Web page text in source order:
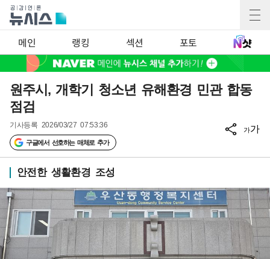
메인 랭킹 섹션 포토
원주시, 개학기 청소년 유해환경 민관 합동
점검
기사등록 2026/03/27 07:53:36
구글에서 선호하는 매체로 추가
가가
안전한 생활환경 조성